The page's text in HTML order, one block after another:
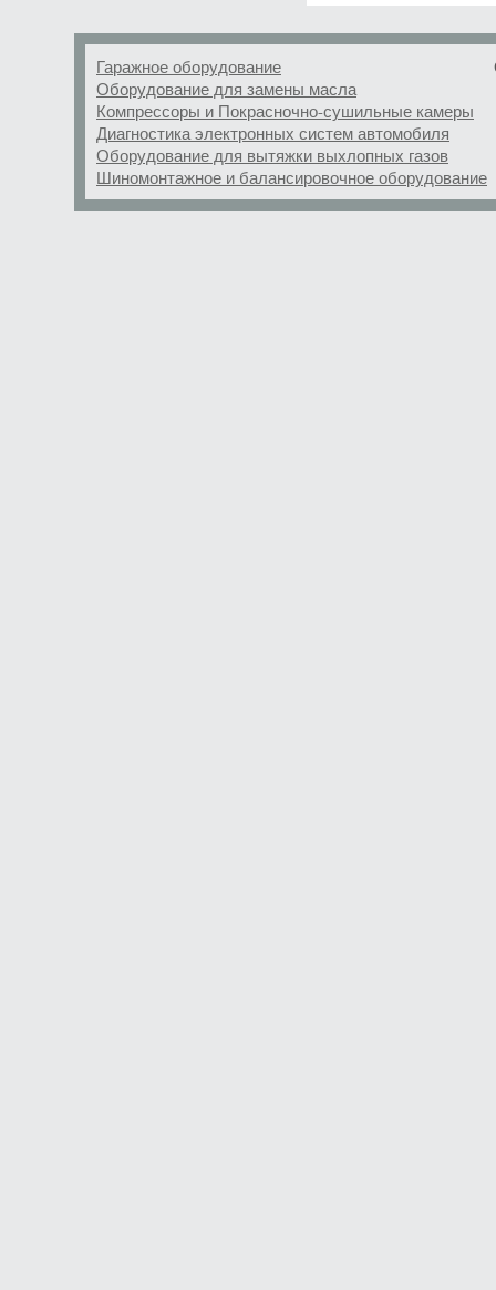
Гаражное оборудование
Оборудование для замены масла
Компрессоры и Покрасночно-сушильные камеры
Диагностика электронных систем автомобиля
Оборудование для вытяжки выхлопных газов
Шиномонтажное и балансировочное оборудование